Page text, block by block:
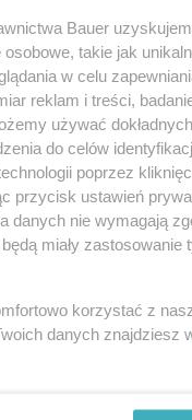
Bauer
takie jak
w celu
reklam i treści,
używać
do celów
poprzez
przycisk ustawień
danych nie wymagają
miały zastosowanie
korzystać z
danych znajdziesz